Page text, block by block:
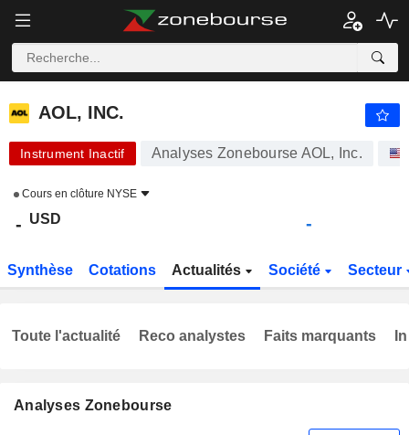
AOL, INC.
AOL, INC.
Instrument Inactif Analyses Zonebourse AOL, Inc.
Cours en clôture NYSE
- USD -
Synthèse Cotations Actualités Société Secteur
Analyses Zonebourse
Toute l'actualité Reco analystes Faits marquants